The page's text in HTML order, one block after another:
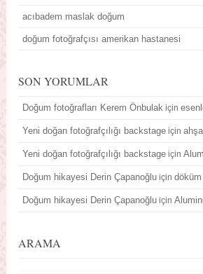
acıbadem maslak doğum
doğum fotoğrafçısı amerikan hastanesi
SON YORUMLAR
Doğum fotoğrafları Kerem Önbulak için
Yeni doğan fotoğrafçılığı backstage için
Yeni doğan fotoğrafçılığı backstage için
Doğum hikayesi Derin Çapanoğlu içindöküm
Doğum hikayesi Derin Çapanoğlu için
ARAMA